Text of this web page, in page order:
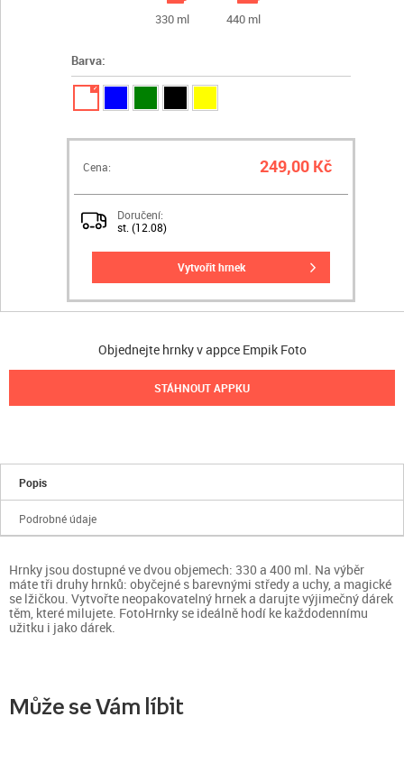
330 ml 440 ml
Barva:
✓
Cena: 249,00 Kč
Doručení:
st. (12.08)
vytvořit hrnek
Objednejte hrnky v appce Empik Foto
STÁHNOUT APPKU
Popis
Podrobné údaje
Hrnky jsou dostupné ve dvou objemech: 330 a 400 ml. Na výběr
máte tři druhy hrnků: obyčejné s barevnými středy a uchy, a magické
se lžičkou. Vytvořte neopakovatelný hrnek a darujte výjimečný dárek
těm, které milujete. FotoHrnky se ideálně hodí ke každodennímu
užitku i jako dárek.
Může se Vám líbit